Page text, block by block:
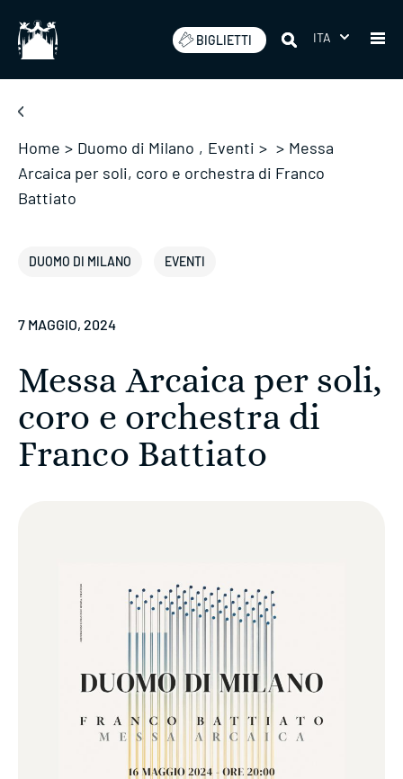
BIGLIETTI ITA
Home > Duomo di Milano , Eventi > > Messa
Arcaica per soli, coro e orchestra di Franco
Battiato
DUOMO DI MILANO EVENTI
7 MAGGIO, 2024
Messa Arcaica per soli,
coro e orchestra di
Franco Battiato